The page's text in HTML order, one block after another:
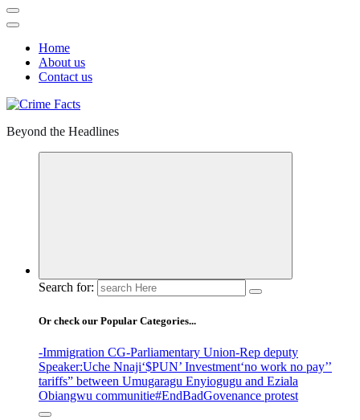
Home
About us
Contact us
Beyond the Headlines
Search for:
Or check our Popular Categories...
-Immigration CG-Parliamentary Union-Rep deputy
Speaker:Uche Nnaji‘$PUN’ Investment‘no work no pay’’
tariffs” between Umugaragu Enyiogugu and Eziala
Obiangwu communitie#EndBadGovenance protest